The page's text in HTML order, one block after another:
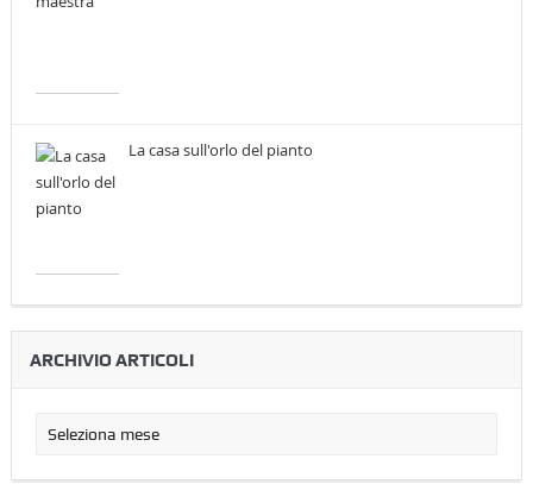
La casa sull'orlo del pianto
ARCHIVIO ARTICOLI